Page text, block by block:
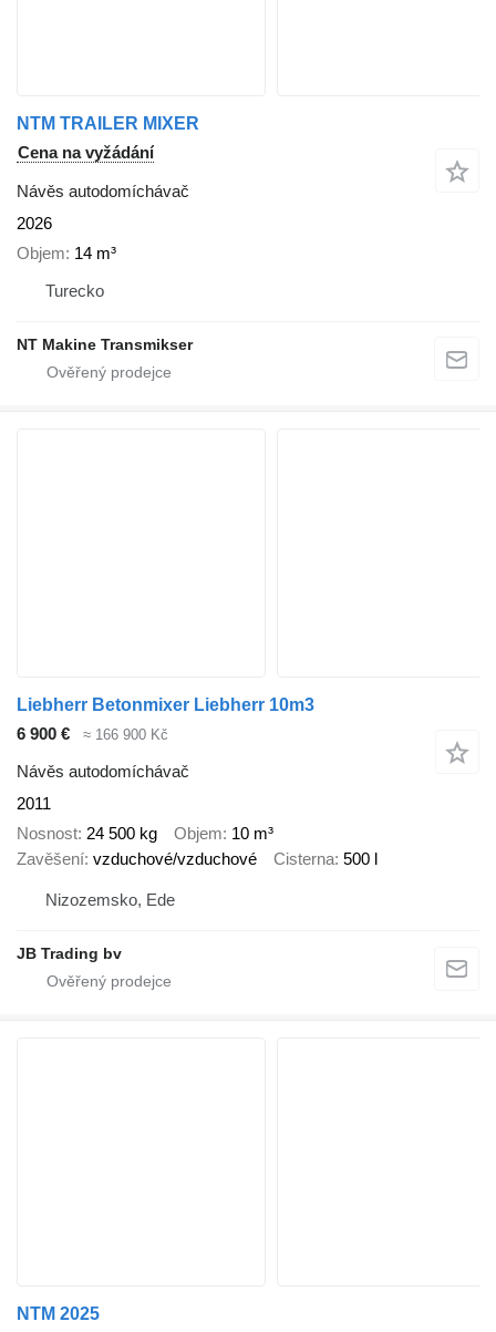
NTM TRAILER MIXER
Cena na vyžádání
Návěs autodomíchávač
2026
Objem 14 m³
Turecko
NT Makine Transmikser
Liebherr Betonmixer Liebherr 10m3
6 900 €
≈ 166 900 Kč
Návěs autodomíchávač
2011
Nosnost 24 500 kg Objem 10 m³
Zavěšení vzduchové/vzduchové Cisterna 500 l
Nizozemsko, Ede
JB Trading bv
NTM 2025